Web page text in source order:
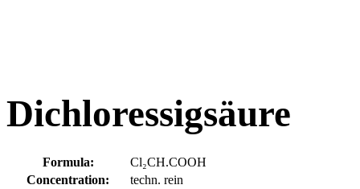
Dichloressigsäure
Formula:
Cl₂CH.COOH
Concentration:
techn. rein